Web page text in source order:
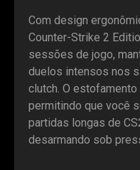
Com design
Counter-Strike 2
sessões de jogo,
duelos intensos nos
clutch. O
permitindo que você
partidas longas de
desarmando sob